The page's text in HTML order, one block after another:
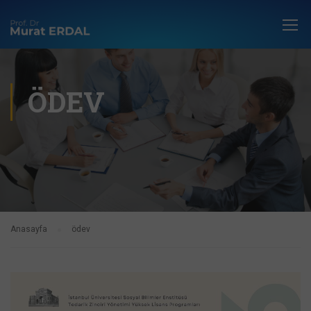
ÖDEV
Anasayfa ödev